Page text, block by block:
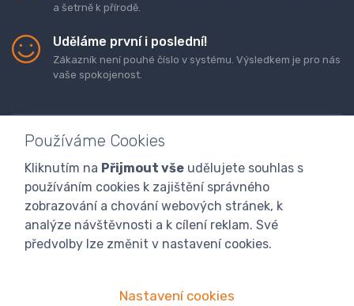
a šetrně k přírodě.
Uděláme první i poslední!
Zákazník není pouhé číslo v systému. Výsledkem je pro nás
vaše spokojenost.
Doprava a platba zboží Kontaktujte nás
GDPR
Obchodní podmínky
Odstoupení od smlouvy
Program digitalizace
Používáme Cookies
Kliknutím na Přijmout vše udělujete souhlas s
používáním cookies k zajištění správného
zobrazování a chování webových stránek, k
analýze návštěvnosti a k cílení reklam. Své
předvolby lze změnit v nastavení cookies.
Nastavení cookies